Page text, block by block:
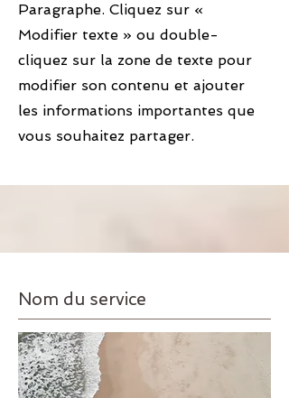
Paragraphe. Cliquez sur «
Modifier texte » ou double-
cliquez sur la zone de texte pour
modifier son contenu et ajouter
les informations importantes que
vous souhaitez partager.
Nom du service